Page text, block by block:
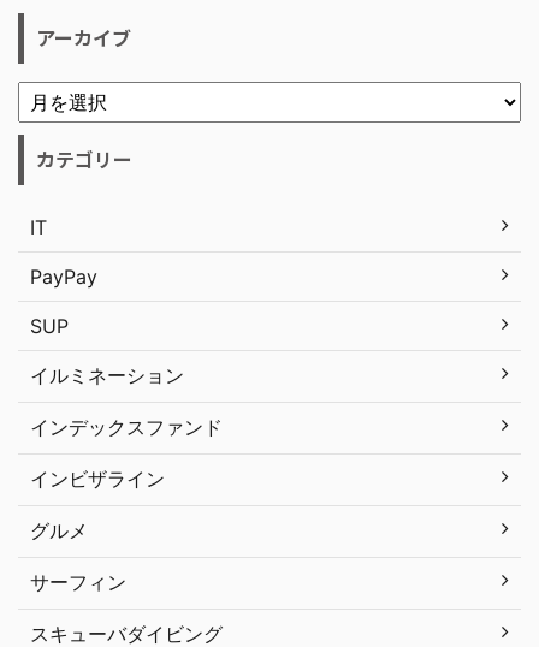
アーカイブ
カテゴリー
IT
PayPay
SUP
イルミネーション
インデックスファンド
インビザライン
グルメ
サーフィン
スキューバダイビング